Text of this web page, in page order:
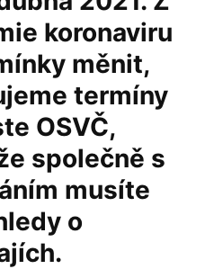
koronaviru
měnit,
termíny
OSVČ,
společně s
musíte
o